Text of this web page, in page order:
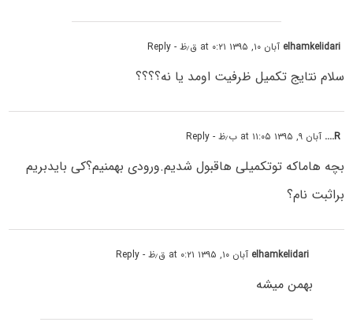
elhamkelidari آبان ۱۰, ۱۳۹۵ at ۰:۲۱ ق٫ظ - Reply
سلام نتایج تکمیل ظرفیت اومد یا نه؟؟؟؟
R.... آبان ۹, ۱۳۹۵ at ۱۱:۰۵ ب٫ظ - Reply
بچه هاماکه توتکمیلی هاقبول شدیم.ورودی بهمنیم؟کی بایدبریم
براثبت نام؟
elhamkelidari آبان ۱۰, ۱۳۹۵ at ۰:۲۱ ق٫ظ - Reply
بهمن میشه